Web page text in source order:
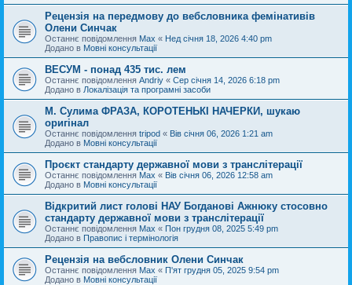
Рецензія на передмову до вебсловника фемінативів
Олени Синчак
Останнє повідомлення Max « Нед січня 18, 2026 4:40 pm
Додано в Мовні консультації
ВЕСУМ - понад 435 тис. лем
Останнє повідомлення Andriy « Сер січня 14, 2026 6:18 pm
Додано в Локалізація та програмні засоби
М. Сулима ФРАЗА, КОРОТЕНЬКІ НАЧЕРКИ, шукаю
оригінал
Останнє повідомлення tripod « Вів січня 06, 2026 1:21 am
Додано в Мовні консультації
Проєкт стандарту державної мови з транслітерації
Останнє повідомлення Max « Вів січня 06, 2026 12:58 am
Додано в Мовні консультації
Відкритий лист голові НАУ Богданові Ажнюку стосовно
стандарту державної мови з транслітерації
Останнє повідомлення Max « Пон грудня 08, 2025 5:49 pm
Додано в Правопис і термінологія
Рецензія на вебсловник Олени Синчак
Останнє повідомлення Max « П'ят грудня 05, 2025 9:54 pm
Додано в Мовні консультації